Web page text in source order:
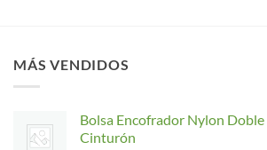
Las
opciones
pueden
elegir
MÁS VENDIDOS
Bolsa Encofrador Nylon
Cinturón